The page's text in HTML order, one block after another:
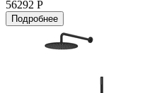
56292 Р
Подробнее